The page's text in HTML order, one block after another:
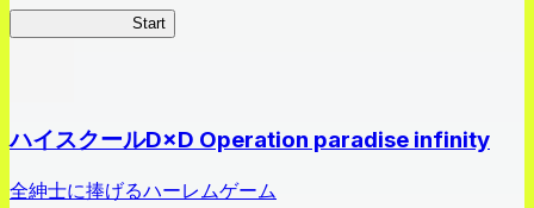
Start
ハイスクールD×D Operation paradise infinity
全紳士に捧げるハーレムゲーム